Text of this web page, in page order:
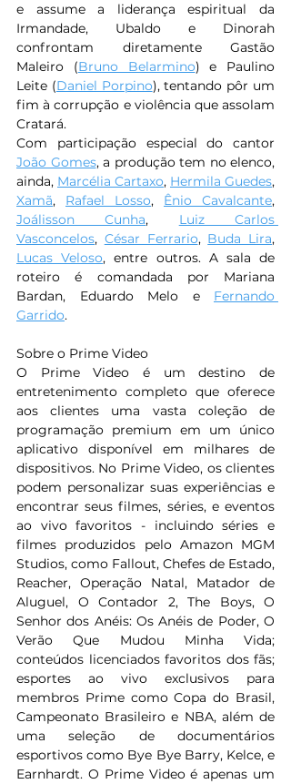
e assume a liderança espiritual da
Irmandade, Ubaldo e Dinorah
confrontam diretamente Gastão
Maleiro (Bruno Belarmino) e Paulino
Leite (Daniel Porpino), tentando pôr um
fim à corrupção e violência que assolam
Cratará.
João Gomes, a produção tem no elenco,
ainda, Marcélia Cartaxo, Hermila Guedes
Xamã, Rafael Losso, Ênio Cavalcante
Joálisson Cunha, Luiz Carlos
Vasconcelos, César Ferrario, Buda Lira
Lucas Veloso, entre outros. A sala de
roteiro é comandada por Mariana
Bardan, Eduardo Melo e Fernando
Garrido.
Sobre o Prime Video
O Prime Video é um destino de
entretenimento completo que oferece
aos clientes uma vasta coleção de
programação premium em um único
aplicativo disponível em milhares de
dispositivos. No Prime Video, os clientes
podem personalizar suas experiências e
encontrar seus filmes, séries, e eventos
ao vivo favoritos - incluindo séries e
filmes produzidos pelo Amazon MGM
Studios, como Fallout, Chefes de Estado,
Reacher, Operação Natal, Matador de
Aluguel, O Contador 2, The Boys, O
Senhor dos Anéis: Os Anéis de Poder, O
Verão Que Mudou Minha Vida;
conteúdos licenciados favoritos dos fãs;
esportes ao vivo exclusivos para
membros Prime como Copa do Brasil,
Campeonato Brasileiro e NBA, além de
uma seleção de documentários
esportivos como Bye Bye Barry, Kelce, e
Earnhardt. O Prime Video é apenas um